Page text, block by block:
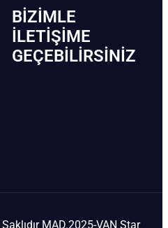
BIZIMLE
İLETIŞIME
GEÇEBILIRSINIZ
MAD.2025-VAN Star